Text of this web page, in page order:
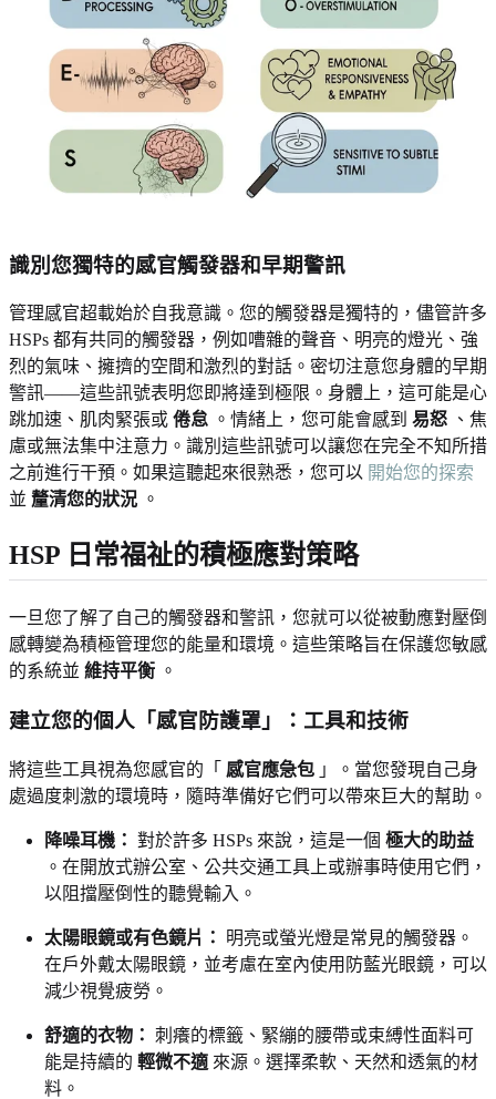
識別您獨特的感官觸發器和早期警訊
管理感官超載始於自我意識。您的觸發器是獨特的，儘管許多
HSPs 都有共同的觸發器，例如嘈雜的聲音、明亮的燈光、強
烈的氣味、擁擠的空間和激烈的對話。密切注意您身體的早期
警訊——這些訊號表明您即將達到極限。身體上，這可能是心
跳加速、肌肉緊張或 倦怠 。情緒上，您可能會感到 易怒 、焦
慮或無法集中注意力。識別這些訊號可以讓您在完全不知所措
之前進行干預。如果這聽起來很熟悉，您可以 開始您的探索
並 釐清您的狀況 。
HSP 日常福祉的積極應對策略
一旦您了解了自己的觸發器和警訊，您就可以從被動應對壓倒
感轉變為積極管理您的能量和環境。這些策略旨在保護您敏感
的系統並 維持平衡 。
建立您的個人「感官防護罩」：工具和技術
將這些工具視為您感官的「 感官應急包 」。當您發現自己身
處過度刺激的環境時，隨時準備好它們可以帶來巨大的幫助。
降噪耳機： 對於許多 HSPs 來說，這是一個 極大的助益
。在開放式辦公室、公共交通工具上或辦事時使用它們，
以阻擋壓倒性的聽覺輸入。
太陽眼鏡或有色鏡片：
明亮或螢光燈是常見的觸發器。
在戶外戴太陽眼鏡，並考慮在室內使用防藍光眼鏡，可以
減少視覺疲勞。
舒適的衣物： 刺癢的標籤、緊繃的腰帶或束縛性面料可
能是持續的 輕微不適 來源。選擇柔軟、天然和透氣的材
料。